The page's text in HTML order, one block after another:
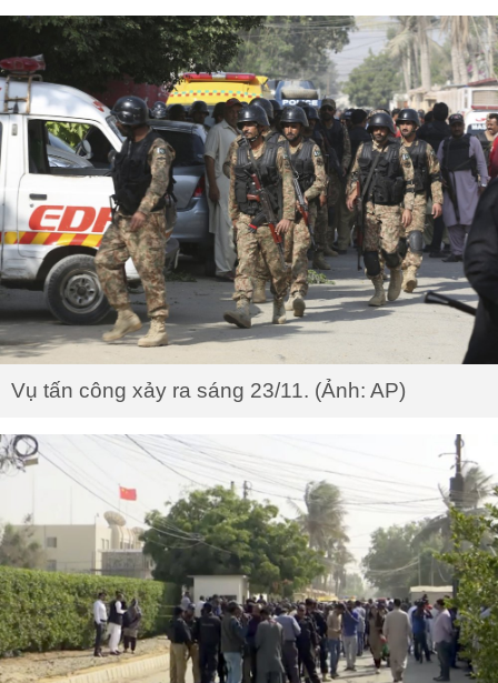
Vụ tấn công xảy ra sáng 23/11. (Ảnh: AP)